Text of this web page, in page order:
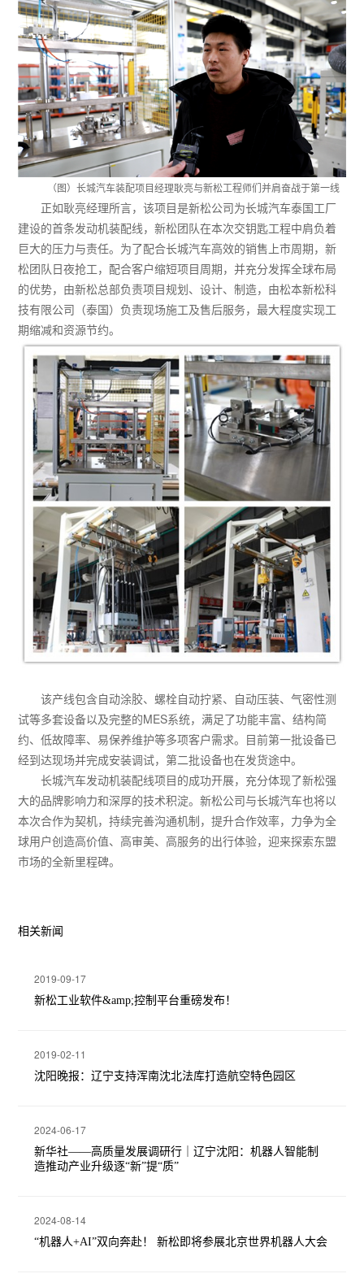
（图）长城汽车装配项目经理耿亮与新松工程师们并肩奋战于第一线
正如耿亮经理所言，该项目是新松公司为长城汽车泰国工厂
建设的首条发动机装配线，新松团队在本次交钥匙工程中肩负着
巨大的压力与责任。为了配合长城汽车高效的销售上市周期，新
松团队日夜抢工，配合客户缩短项目周期，并充分发挥全球布局
的优势，由新松总部负责项目规划、设计、制造，由松本新松科
技有限公司（泰国）负责现场施工及售后服务，最大程度实现工
期缩减和资源节约。
该产线包含自动涂胶、螺栓自动拧紧、自动压装、气密性测
试等多套设备以及完整的MES系统，满足了功能丰富、结构简
约、低故障率、易保养维护等多项客户需求。目前第一批设备已
经到达现场并完成安装调试，第二批设备也在发货途中。
长城汽车发动机装配线项目的成功开展，充分体现了新松强
大的品牌影响力和深厚的技术积淀。新松公司与长城汽车也将以
本次合作为契机，持续完善沟通机制，提升合作效率，力争为全
球用户创造高价值、高审美、高服务的出行体验，迎来探索东盟
市场的全新里程碑。
相关新闻
2019-09-17
新松工业软件&amp;控制平台重磅发布！
2019-02-11
沈阳晚报：辽宁支持浑南沈北法库打造航空特色园区
2024-06-17
新华社——高质量发展调研行｜辽宁沈阳：机器人智能制
造推动产业升级逐“新”提“质”
2024-08-14
“机器人+AI”双向奔赴！ 新松即将参展北京世界机器人大会